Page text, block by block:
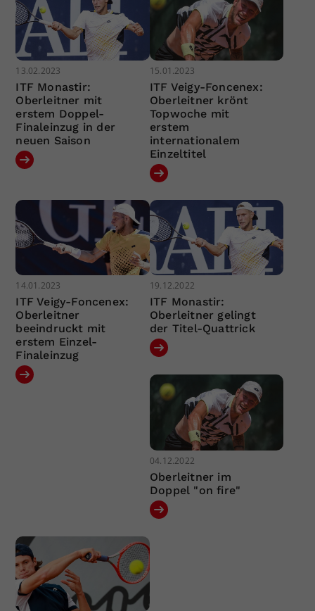
13.02.2023
ITF Monastir:
Oberleitner mit
erstem Doppel-
Finaleinzug in der
neuen Saison
15.01.2023
ITF Veigy-Foncenex:
Oberleitner krönt
Topwoche mit
erstem
internationalem
Einzeltitel
14.01.2023
ITF Veigy-Foncenex:
Oberleitner
beeindruckt mit
erstem Einzel-
Finaleinzug
19.12.2022
ITF Monastir:
Oberleitner gelingt
der Titel-Quattrick
04.12.2022
Oberleitner im
Doppel "on fire"